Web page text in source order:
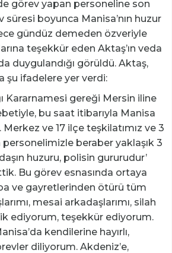
görev yapan personeline son
süresi boyunca Manisa’nın huzur
gündüz demeden özveriyle
teşekkür eden Aktaş’ın veda
duygulandığı görüldü. Aktaş,
şu ifadelere yer verdi:
Kararnamesi gereği Mersin iline
bu saat itibarıyla Manisa
Merkez ve 17 ilçe teşkilatımız ve 3
personelimizle beraber yaklaşık 3
huzuru, polisin gururudur’
Bu görev esnasında ortaya
ve gayretlerinden ötürü tüm
mesai arkadaşlarımı, silah
ediyorum, teşekkür ediyorum.
kendilerine hayırlı,
diliyorum. Akdeniz’e,